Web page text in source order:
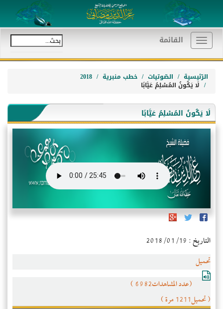
Toggle
navigation
القائمة
الرّئيسية الصّوتيات خطب منبرية 2018
لَا يَكُونُ المُسْلِمُ عَيَّابًا
لَا يَكُونُ المُسْلِمُ عَيَّابًا
التاريخ : 2018/01/19
تحميل
(عدد المشاهدات6982 )
( تحميل1211 مرة )